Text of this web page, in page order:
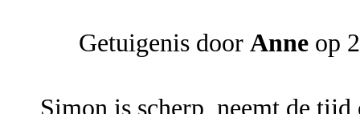
Getuigenis door Anne op
Simon is scherp, neemt de